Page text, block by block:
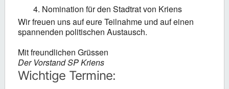
Nomination für den Stadtrat von Kriens
Wir freuen uns auf eure Teilnahme und auf einen
spannenden politischen Austausch.
Mit freundlichen Grüssen
Der Vorstand SP Kriens
Wichtige Termine: